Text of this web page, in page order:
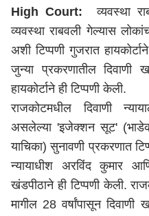
High Court:
व्यवस्था
व्यवस्था राबवली गेल्यास
अशी टिप्पणी गुजरात
जुन्या प्रकरणातील दिवाणी
हायकोर्टाने ही टिप्पणी केली.
राजकोटमधील दिवाणी
असलेल्या 'इजेक्शन सूट'
याचिका) सुनावणी प्रकरणात
न्यायाधीश अरविंद कुमार
खंडपीठाने ही टिप्पणी केली.
मागील 28 वर्षांपासून